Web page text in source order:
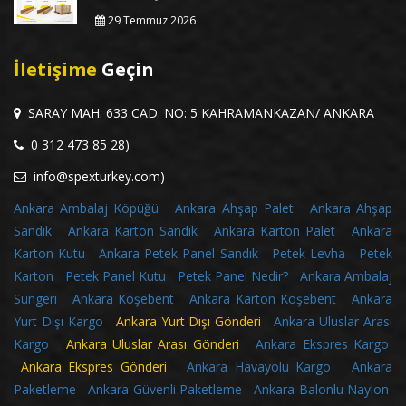
29 Temmuz 2026
İletişime Geçin
SARAY MAH. 633 CAD. NO: 5 KAHRAMANKAZAN/ ANKARA
0 312 473 85 28)
info@spexturkey.com)
Ankara Ambalaj Köpüğü
Ankara Ahşap Palet
Ankara Ahşap
Sandık
Ankara Karton Sandık Ankara Karton Palet
Ankara
Karton Kutu
Ankara Petek Panel Sandık Petek Levha
Petek
Karton
Petek Panel Kutu Petek Panel Nedir?
Ankara Ambalaj
Süngeri
Ankara Köşebent Ankara Karton Köşebent
Ankara
Yurt Dışı Kargo Ankara Yurt Dışı GönderiAnkara Uluslar Arası
Kargo Ankara Uluslar Arası GönderiAnkara Ekspres Kargo
Ankara Ekspres Gönderi
Ankara Havayolu Kargo
Ankara
Paketleme
Ankara Güvenli Paketleme
Ankara Balonlu Naylon